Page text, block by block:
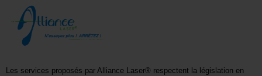
Les services proposés par Alliance Laser® respectent la législation en